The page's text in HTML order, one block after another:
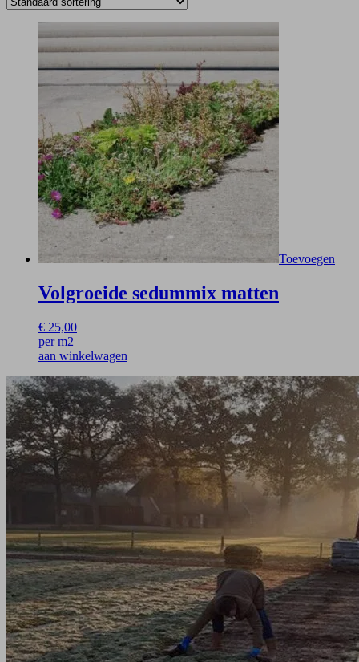
Volgroeide sedummix matten
€ 25,00
per m2
Toevoegen
aan winkelwagen